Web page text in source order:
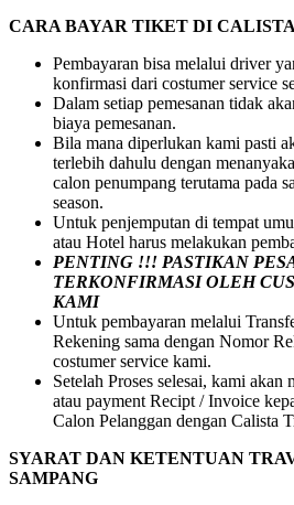
CARA BAYAR TIKET DI
Pembayaran bisa melalui driver
konfirmasi dari costumer service
Dalam setiap pemesanan tidak
biaya pemesanan.
Bila mana diperlukan kami pasti
terlebih dahulu dengan
calon penumpang terutama pada
season.
Untuk penjemputan di tempat
atau Hotel harus melakukan
PENTING !!! PASTIKAN
TERKONFIRMASI OLEH
KAMI
Untuk pembayaran melalui
Rekening sama dengan Nomor
costumer service kami.
Setelah Proses selesai, kami akan
atau payment Recipt / Invoice
Calon Pelanggan dengan Calista
SYARAT DAN KETENTUAN
SAMPANG